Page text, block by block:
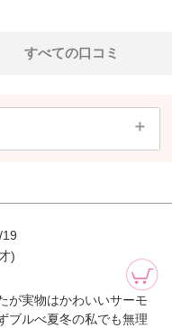
すべての口コミ
)
が実物はかわいいサーモ
ブルべ夏冬の私でも無理